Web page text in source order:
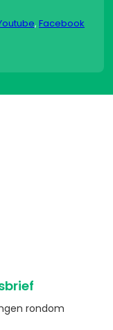
, Facebook
rondom